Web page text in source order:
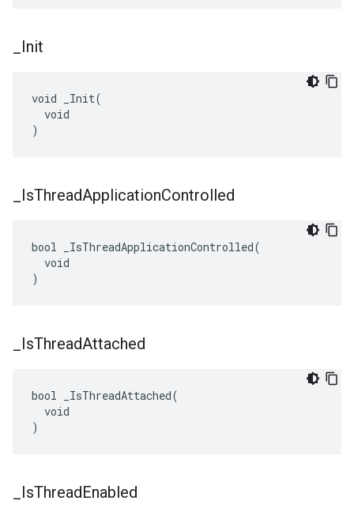
Init
void _Init(
  void
)
IsThreadApplicationControlled
bool _IsThreadApplicationControlled(
  void
)
IsThreadAttached
bool _IsThreadAttached(
  void
)
IsThreadEnabled